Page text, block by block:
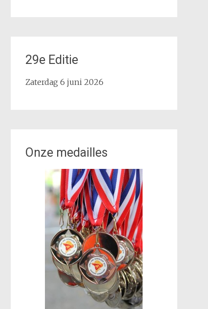
29e Editie
Zaterdag 6 juni 2026
Onze medailles